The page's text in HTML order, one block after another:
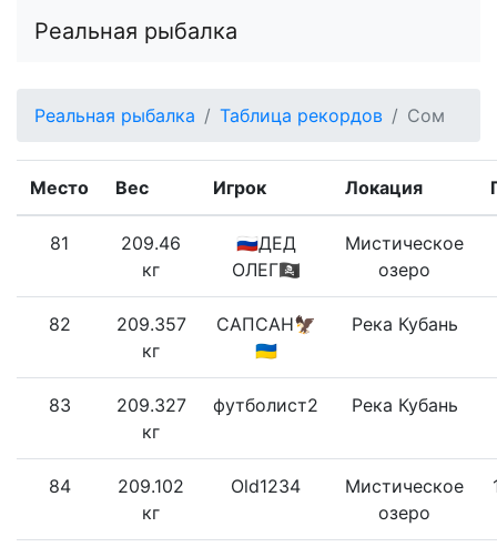
Реальная рыбалка
Реальная рыбалка Таблица рекордов Сом
Место Вес Игрок Локация
81
209.46
кг
🇷🇺ДЕД
ОЛЕГ🏴‍☠
Мистическое
озеро
82
209.357
кг
САПСАН🦅
🇺🇦
Река Кубань
83
209.327
кг
футболист2 Река Кубань
84
209.102
кг
Old1234
Мистическое
озеро